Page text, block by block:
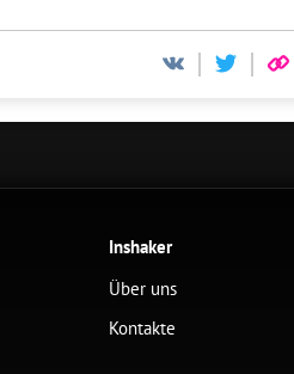
Inshaker
Über uns
Kontakte